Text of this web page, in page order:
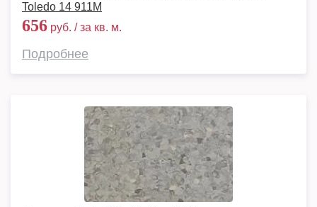
Toledo 14 911M
656 руб. / за кв. м.
Подробнее